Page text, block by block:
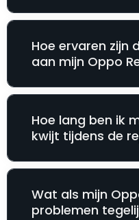
Hoe ervaren zijn
aan mijn Oppo
Hoe lang ben ik
kwijt tijdens de
Wat als mijn
problemen